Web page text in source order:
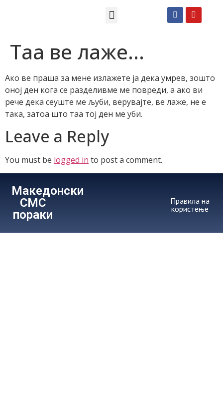
Таа ве лаже…
Ако ве праша за мене излажете ја дека умрев, зошто
оној ден кога се разделивме ме повреди, а ако ви
рече дека сеуште ме љуби, верувајте, ве лаже, не е
така, затоа што таа тој ден ме уби.
Leave a Reply
You must be logged in to post a comment.
Македонски
СМС
пораки
Правила на
користење